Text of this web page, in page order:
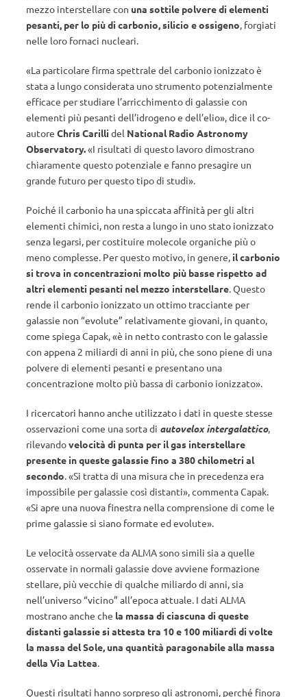
mezzo interstellare con una sottile polvere di elementi
pesanti, per lo più di carbonio, silicio e ossigeno, forgiati
nelle loro fornaci nucleari.
«La particolare firma spettrale del carbonio ionizzato è
stata a lungo considerata uno strumento potenzialmente
efficace per studiare l’arricchimento di galassie con
elementi più pesanti dell’idrogeno e dell’elio», dice il co-
autore Chris Carilli del National Radio Astronomy
Observatory.«I risultati di questo lavoro dimostrano
chiaramente questo potenziale e fanno presagire un
grande futuro per questo tipo di studi».
Poiché il carbonio ha una spiccata affinità per gli altri
elementi chimici, non resta a lungo in uno stato ionizzato
senza legarsi, per costituire molecole organiche più o
meno complesse. Per questo motivo, in genere, il carbonio
si trova in concentrazioni molto più basse rispetto ad
altri elementi pesanti nel mezzo interstellare. Questo
rende il carbonio ionizzato un ottimo tracciante per
galassie non “evolute” relativamente giovani, in quanto,
come spiega Capak, «è in netto contrasto con le galassie
con appena 2 miliardi di anni in più, che sono piene di una
polvere di elementi pesanti e presentano una
concentrazione molto più bassa di carbonio ionizzato».
I ricercatori hanno anche utilizzato i dati in queste stesse
osservazioni come una sorta di autovelox intergalattico,
rilevandovelocità di punta per il gas interstellare
presente in queste galassie fino a 380 chilometri al
secondo. «Si tratta di una misura che in precedenza era
impossibile per galassie così distanti», commenta Capak.
«Si apre una nuova finestra nella comprensione di come le
prime galassie si siano formate ed evolute».
Le velocità osservate da ALMA sono simili sia a quelle
osservate in normali galassie dove avviene formazione
stellare, più vecchie di qualche miliardo di anni, sia
nell’universo “vicino” all’epoca attuale. I dati ALMA
mostrano anche che la massa di ciascuna di queste
distanti galassie si attesta tra 10 e 100 miliardi di volte
la massa del Sole, una quantità paragonabile alla massa
della Via Lattea.
Questi risultati hanno sorpreso gli astronomi, perché finora